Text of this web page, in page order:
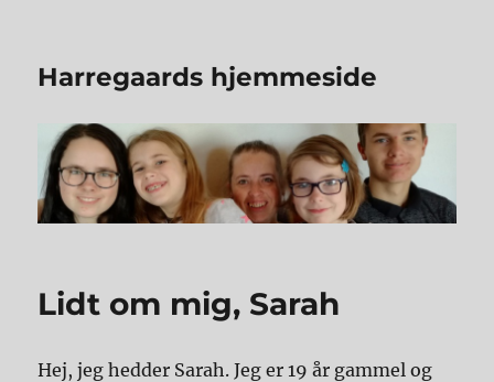
Harregaards hjemmeside
Lidt om mig, Sarah
Hej, jeg hedder Sarah. Jeg er 19 år gammel og